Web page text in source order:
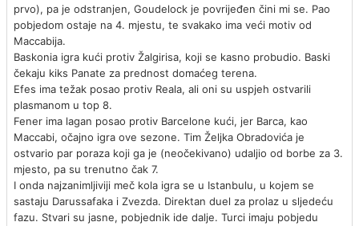
prvo), pa je odstranjen, Goudelock je povrijeđen čini mi se. Pao
pobjedom ostaje na 4. mjestu, te svakako ima veći motiv od
Maccabija.
Baskonia igra kući protiv Žalgirisa, koji se kasno probudio. Baski
čekaju kiks Panate za prednost domaćeg terena.
Efes ima težak posao protiv Reala, ali oni su uspjeh ostvarili
plasmanom u top 8.
Fener ima lagan posao protiv Barcelone kući, jer Barca, kao
Maccabi, očajno igra ove sezone. Tim Željka Obradovića je
ostvario par poraza koji ga je (neočekivano) udaljio od borbe za 3.
mjesto, pa su trenutno čak 7.
I onda najzanimljiviji meč kola igra se u Istanbulu, u kojem se
sastaju Darussafaka i Zvezda. Direktan duel za prolaz u sljedeću
fazu. Stvari su jasne, pobjednik ide dalje. Turci imaju pobjedu